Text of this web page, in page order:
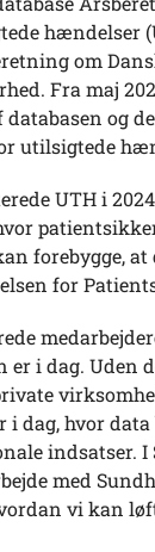
hændelser
om
Fra maj
og
utilsigtede
UTH i
forebygge,
for
er i dag. Uden
dag, hvor
indsatser. I
med
vi kan